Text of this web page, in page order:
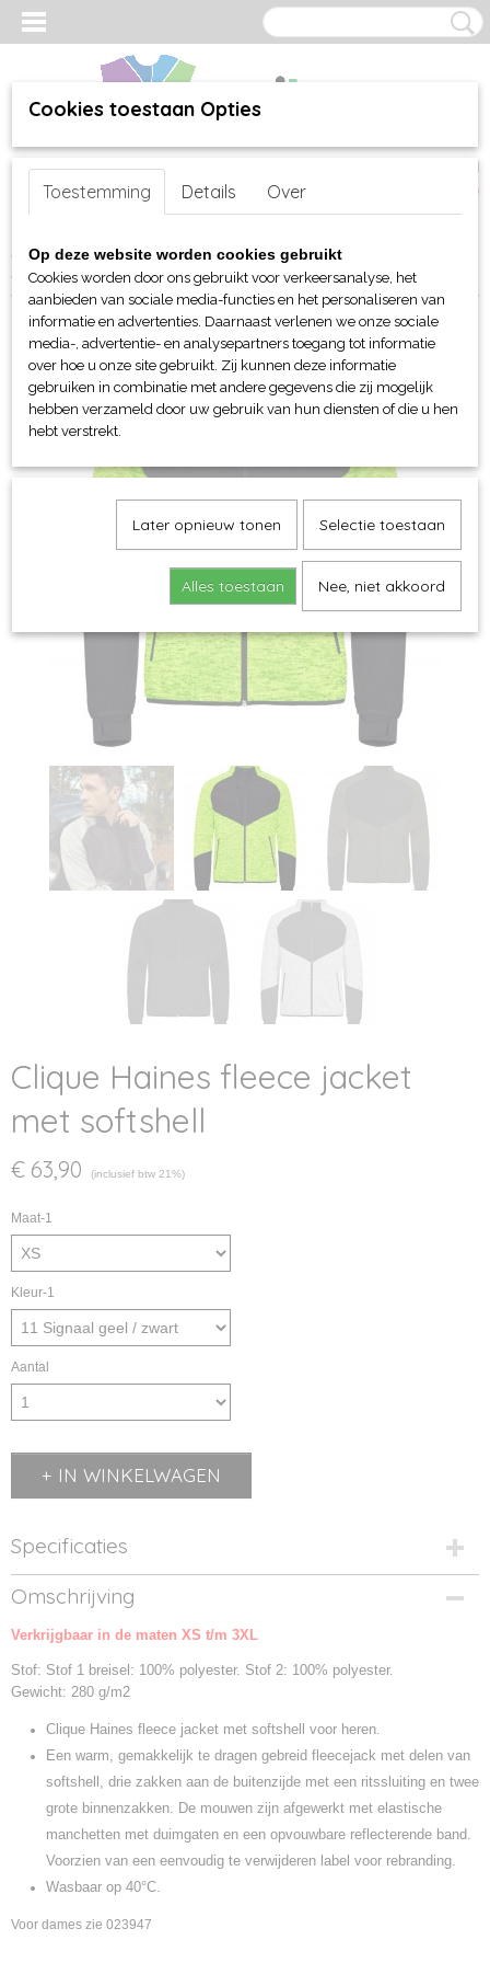
Inloggen Registreren
(0)
Home >webshop>Per merk >Clique >Voor hem en unisex
Fleeces> Clique Haines fleece jacket met softshell
Clique Haines fleece jacket
met softshell
€ 63,90 (inclusief btw 21%)
Maat-1
Kleur-1
Aantal
IN WINKELWAGEN
Specificaties
Productcode
023946-11
Productcode leverancier
Omschrijving
Verkrijgbaar in de maten XS t/m 3XL
Stof: Stof 1 breisel: 100% polyester. Stof 2: 100% polyester.
Gewicht: 280 g/m2
Clique Haines fleece jacket met softshell voor heren.
Een warm, gemakkelijk te dragen gebreid fleecejack met delen van
softshell, drie zakken aan de buitenzijde met een ritssluiting en twee
grote binnenzakken. De mouwen zijn afgewerkt met elastische
manchetten met duimgaten en een opvouwbare reflecterende band.
Voorzien van een eenvoudig te verwijderen label voor rebranding.
Wasbaar op 40°C.
Voor dames zie 023947
Cookies toestaan Opties
Toestemming Details Over
Op deze website worden cookies gebruikt
Cookies worden door ons gebruikt voor verkeersanalyse, het
aanbieden van sociale media-functies en het personaliseren van
informatie en advertenties. Daarnaast verlenen we onze sociale
media-, advertentie- en analysepartners toegang tot informatie
over hoe u onze site gebruikt. Zij kunnen deze informatie
gebruiken in combinatie met andere gegevens die zij mogelijk
hebben verzameld door uw gebruik van hun diensten of die u hen
hebt verstrekt.
Later opnieuw tonen Selectie toestaan
Alles toestaan Nee, niet akkoord